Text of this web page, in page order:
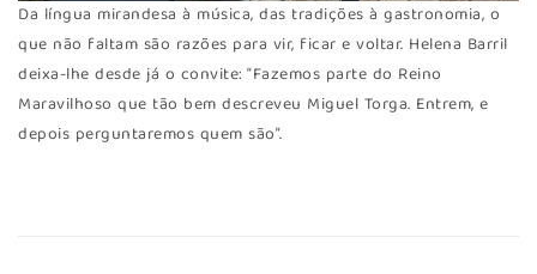
Da língua mirandesa à música, das tradições à gastronomia, o
que não faltam são razões para vir, ficar e voltar. Helena Barril
deixa-lhe desde já o convite: “Fazemos parte do Reino
Maravilhoso que tão bem descreveu Miguel Torga. Entrem, e
depois perguntaremos quem são”.